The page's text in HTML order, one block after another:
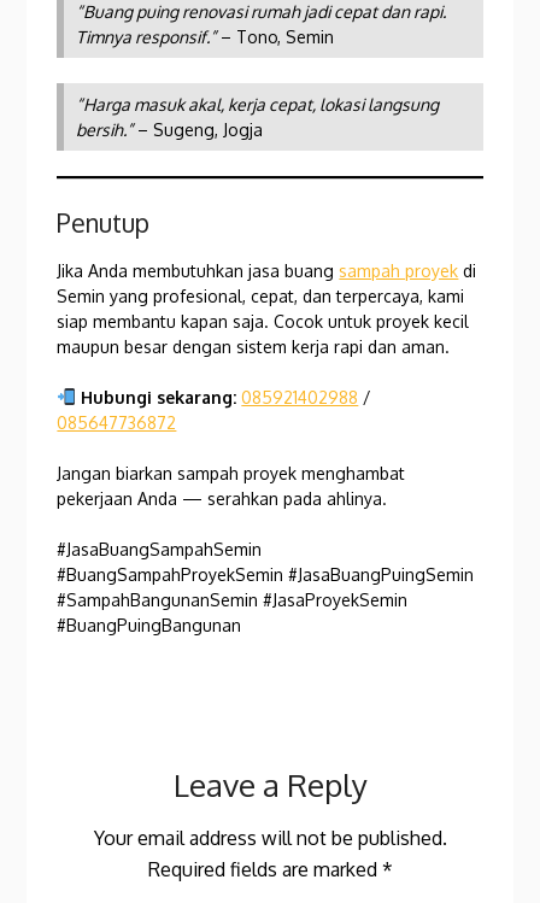
“Buang puing renovasi rumah jadi cepat dan rapi.
Timnya responsif.”– Tono, Semin
“Harga masuk akal, kerja cepat, lokasi langsung
bersih.”– Sugeng, Jogja
Penutup
Jika Anda membutuhkan jasa buangsampah proyek di
Semin yang profesional, cepat, dan terpercaya, kami
siap membantu kapan saja. Cocok untuk proyek kecil
maupun besar dengan sistem kerja rapi dan aman.
Hubungi sekarang: 085921402988 /
085647736872
Jangan biarkan sampah proyek menghambat
pekerjaan Anda — serahkan pada ahlinya.
#JasaBuangSampahSemin
#BuangSampahProyekSemin #JasaBuangPuingSemin
#SampahBangunanSemin #JasaProyekSemin
#BuangPuingBangunan
Leave a Reply
Your email address will not be published.
Required fields are marked *